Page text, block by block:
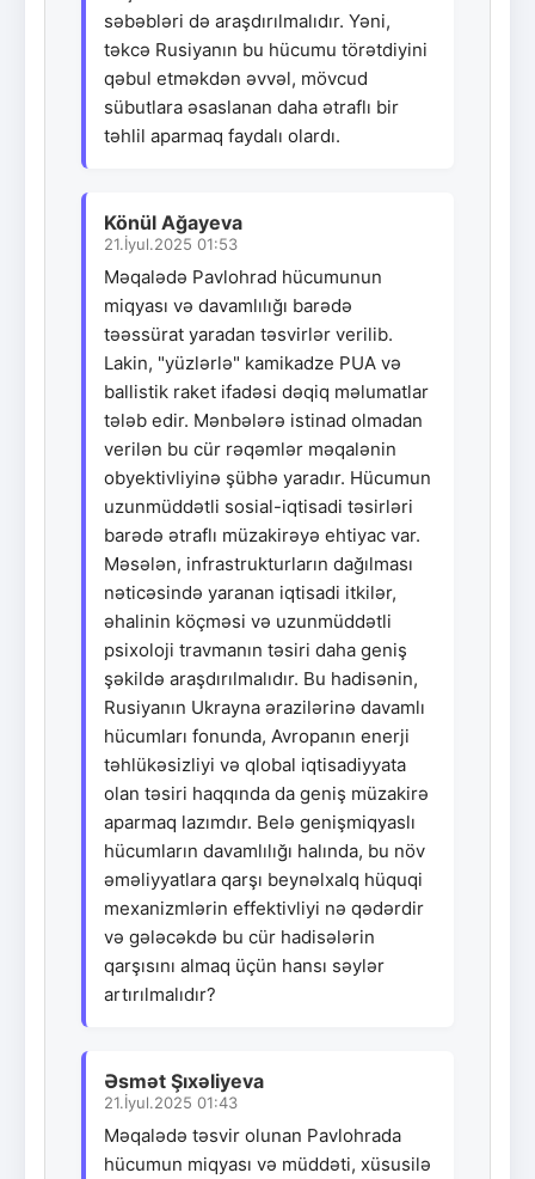
səbəbləri də araşdırılmalıdır. Yəni,
təkcə Rusiyanın bu hücumu törətdiyini
qəbul etməkdən əvvəl, mövcud
sübutlara əsaslanan daha ətraflı bir
təhlil aparmaq faydalı olardı.
Könül Ağayeva
21.İyul.2025 01:53
Məqalədə Pavlohrad hücumunun
miqyası və davamlılığı barədə
təəssürat yaradan təsvirlər verilib.
Lakin, "yüzlərlə" kamikadze PUA və
ballistik raket ifadəsi dəqiq məlumatlar
tələb edir. Mənbələrə istinad olmadan
verilən bu cür rəqəmlər məqalənin
obyektivliyinə şübhə yaradır. Hücumun
uzunmüddətli sosial-iqtisadi təsirləri
barədə ətraflı müzakirəyə ehtiyac var.
Məsələn, infrastrukturların dağılması
nəticəsində yaranan iqtisadi itkilər,
əhalinin köçməsi və uzunmüddətli
psixoloji travmanın təsiri daha geniş
şəkildə araşdırılmalıdır. Bu hadisənin,
Rusiyanın Ukrayna ərazilərinə davamlı
hücumları fonunda, Avropanın enerji
təhlükəsizliyi və qlobal iqtisadiyyata
olan təsiri haqqında da geniş müzakirə
aparmaq lazımdır. Belə genişmiqyaslı
hücumların davamlılığı halında, bu növ
əməliyyatlara qarşı beynəlxalq hüquqi
mexanizmlərin effektivliyi nə qədərdir
və gələcəkdə bu cür hadisələrin
qarşısını almaq üçün hansı səylər
artırılmalıdır?
Əsmət Şıxəliyeva
21.İyul.2025 01:43
Məqalədə təsvir olunan Pavlohrada
hücumun miqyası və müddəti, xüsusilə